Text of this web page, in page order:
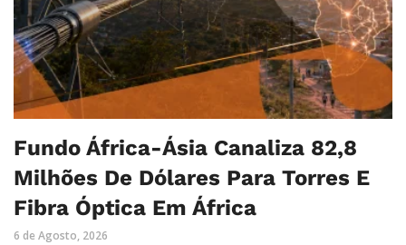
Fundo África-Ásia Canaliza 82,8
Milhões De Dólares Para Torres E
Fibra Óptica Em África
6 de Agosto, 2026